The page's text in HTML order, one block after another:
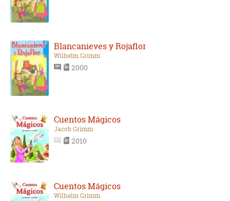
Blancanieves y Rojaflor
Wilhelm Grimm
2000
Cuentos Mágicos
Jacob Grimm
2010
Cuentos Mágicos
Wilhelm Grimm